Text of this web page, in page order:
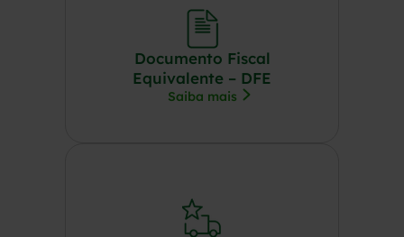
Documento Fiscal
Equivalente – DFE
Saiba mais